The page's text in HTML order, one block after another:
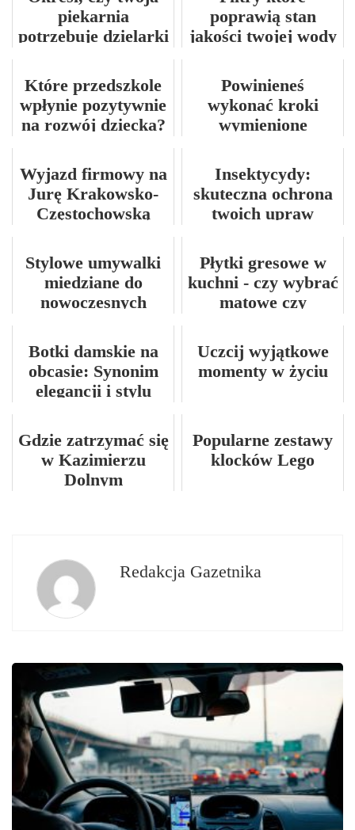
piekarnia
potrzebuje dzielarki
poprawią stan
jakości twojej wody
Które przedszkole
wpłynie pozytywnie
na rozwój dziecka?
Powinieneś
wykonać kroki
wymienione
uzyskać doskonałą
stawkę na
ubezpieczenie
samochodu
Wyjazd firmowy na
Jurę Krakowsko-
Częstochowską
Insektycydy:
skuteczna ochrona
twoich upraw
Stylowe umywalki
miedziane do
nowoczesnych
Płytki gresowe w
kuchni - czy wybrać
matowe czy
Botki damskie na
obcasie: Synonim
elegancji i stylu
Uczcij wyjątkowe
momenty w życiu
Gdzie zatrzymać się
w Kazimierzu
Dolnym
Popularne zestawy
klocków Lego
Redakcja Gazetnika